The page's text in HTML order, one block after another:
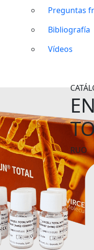
Preguntas
Bibliografía
Vídeos
RUO